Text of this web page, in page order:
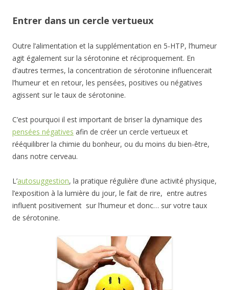
Entrer dans un cercle vertueux
Outre l’alimentation et la supplémentation en 5-HTP, l’humeur
agit également sur la sérotonine et réciproquement. En
d’autres termes, la concentration de sérotonine influencerait
l’humeur et en retour, les pensées, positives ou négatives
agissent sur le taux de sérotonine.
C’est pourquoi il est important de briser la dynamique des
pensées négatives afin de créer un cercle vertueux et
rééquilibrer la chimie du bonheur, ou du moins du bien-être,
dans notre cerveau.
L’autosuggestion, la pratique régulière d’une activité physique,
l’exposition à la lumière du jour, le fait de rire, entre autres
influent positivement sur l’humeur et donc… sur votre taux
de sérotonine.